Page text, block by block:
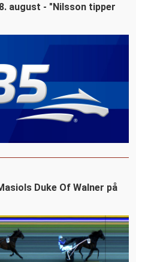
august - "Nilsson tipper
Duke Of Walner på